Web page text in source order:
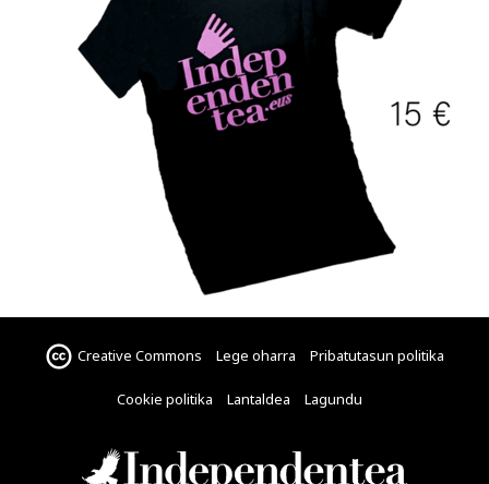
Creative Commons Lege oharra Pribatutasun politika
Cookie politika Lantaldea Lagundu